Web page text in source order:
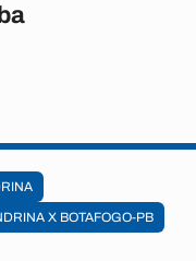
X BOTAFOGO-PB